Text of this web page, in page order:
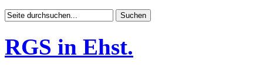
RGS in Ehst.